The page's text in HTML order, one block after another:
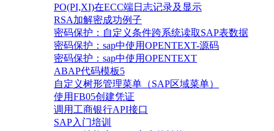
PO(PI,XI)在ECC端日志记录及显示
RSA加解密成功例子
密码保护：自定义条件跨系统读取SAP表数据
密码保护：sap中使用OPENTEXT-源码
密码保护：sap中使用OPENTEXT
ABAP代码模板5
自定义树形管理菜单（SAP区域菜单）
使用FB05创建凭证
调用工商银行API接口
SAP入门培训